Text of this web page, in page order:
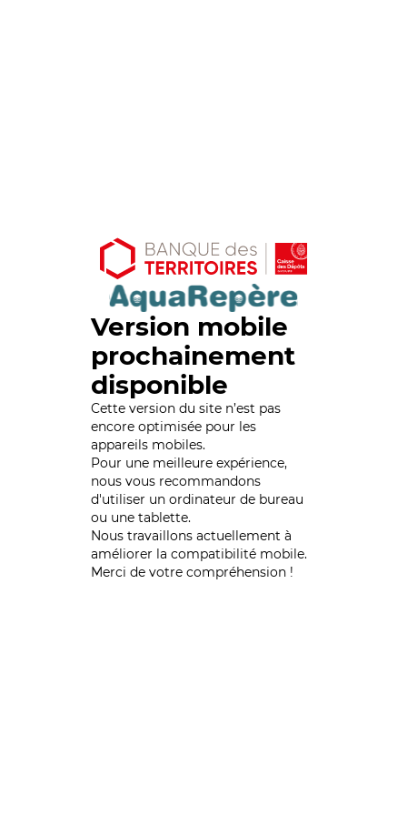
Version mobile
prochainement
disponible
Cette version du site n’est pas
encore optimisée pour les
appareils mobiles.
Pour une meilleure expérience,
nous vous recommandons
d'utiliser un ordinateur de bureau
ou une tablette.
Nous travaillons actuellement à
améliorer la compatibilité mobile.
Merci de votre compréhension !